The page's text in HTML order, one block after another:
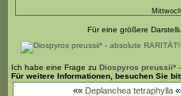
Für eine größere
Ich habe eine Frage zu Diospyros preussii*
Für weitere Informationen, besuchen Sie
«« Deplanchea tetraphylla